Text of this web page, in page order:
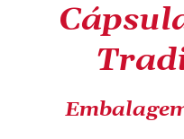
COMPRE ONLINE